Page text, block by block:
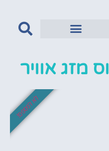
מזג אוויר
לא לפספס!